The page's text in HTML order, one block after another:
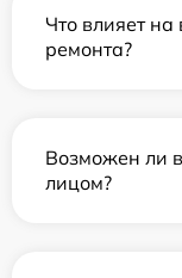
Что влияет
ремонта?
Возможен ли
лицом?